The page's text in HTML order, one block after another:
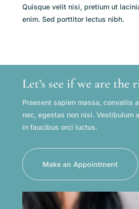
Quisque velit nisi, pretium ut
enim. Sed porttitor lectus nibh.
Let’s see if we are the
Praesent sapien massa, convallis
nec, egestas non nisi. Vestibulum
in faucibus orci luctus.
Make an Appointment